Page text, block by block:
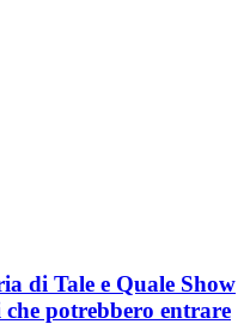
di Tale e Quale Show
potrebbero entrare